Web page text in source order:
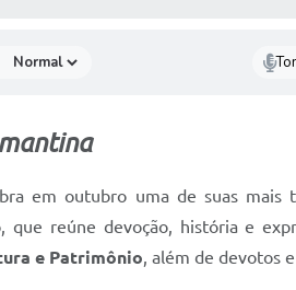
em outubro uma de suas mais
que reúne devoção, história e
e Patrimônio, além de devotos